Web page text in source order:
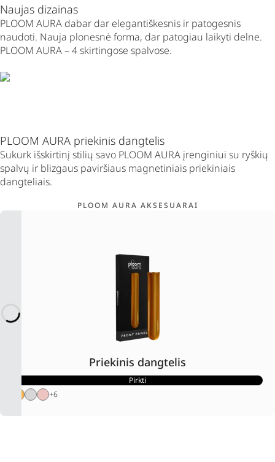
Naujas dizainas
PLOOM AURA dabar dar elegantiškesnis ir patogesnis
naudoti. Nauja plonesnė forma, dar patogiau laikyti delne.
PLOOM AURA – 4 skirtingose spalvose.
PLOOM AURA priekinis dangtelis
Sukurk išskirtinį stilių savo PLOOM AURA įrenginiui su ryškių
spalvų ir blizgaus paviršiaus magnetiniais priekiniais
dangteliais.
PLOOM AURA AKSESUARAI
Priekinis dangtelis
Pirkti
+6